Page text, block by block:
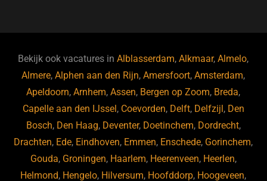
b
o
o
k
ky dI
n
Bekijk ook vacatures inAlblasserdam,Alkmaar,Almelo,
Almere,Alphen aan den Rijn,Amersfoort,Amsterdam,
Apeldoorn,Arnhem,Assen, Bergen op Zoom, Breda,
Capelle aan den IJssel, Coevorden, Delft, Delfzijl, Den
Bosch, Den Haag, Deventer, Doetinchem, Dordrecht,
Drachten, Ede, Eindhoven, Emmen, Enschede, Gorinchem,
Gouda, Groningen, Haarlem, Heerenveen, Heerlen,
Helmond, Hengelo, Hilversum, Hoofddorp, Hoogeveen,